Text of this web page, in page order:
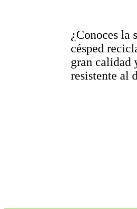
¿Conoces la
césped
gran calidad
resistente al